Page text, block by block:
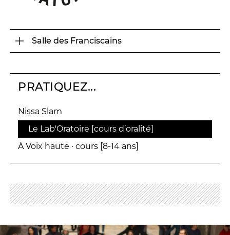
Espace relais
Newsletter
Réservez en ligne
Billetterie en ligne
ADMINISTRATION 04 93 13 90 90
Salle des Franciscains
PRATIQUEZ...
Nissa Slam
Le Lab'Oratoire [cours d’oralité]
À Voix haute · cours [8-14 ans]